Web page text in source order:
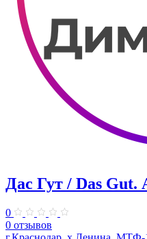
Дас Гут / Das Gut.
0
0 отзывов